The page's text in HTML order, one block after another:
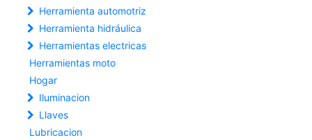
Herramienta automotriz
Herramienta hidráulica
Herramientas electricas
Herramientas moto
Hogar
Iluminacion
Llaves
Lubricacion